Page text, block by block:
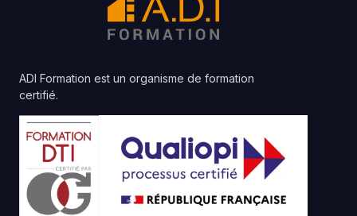
ADI Formation est un organisme de formation
certifié.